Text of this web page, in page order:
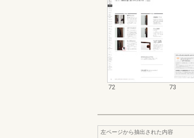
72 73
左ページから抽出された内容